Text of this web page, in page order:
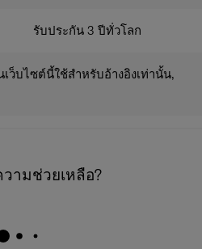
รับประกัน 3 ปีทั่วโลก
ว็บไซต์นี้ใช้สำหรับอ้างอิงเท่านั้น,
ามช่วยเหลือ?